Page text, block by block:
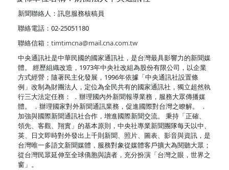
新聞聯絡人：訊息服務核稿員
聯絡電話：02-25051180
聯絡信箱： timtimcna@mail.cna.com.tw
中央通訊社是中華民國的國家通訊社，是台灣最具影響力的新聞媒
體。 經歷組織改造，1973年中央社改組為股份有限公司，以企業
方式經營；隨著民主化發展，1996年依據「中央通訊社設置條
例」改制為財團法人，定位為全民共有的國家通訊社，獨立超然執
行三大法定任務： ．辦理國內外新聞報導業務，服務大眾傳播媒
體。 ．辦理國家對外新聞通訊業務，促進國際對台灣之瞭解。 ．
加強與國際新聞通訊社合作，增進國際新聞交流。 秉持「正確、
領先、客觀、翔實」的基本原則，中央社專業新聞團隊每天以中、
英、日文即時對外發出上千則新聞、照片、圖表、影音與資訊，是
台灣唯一多語文新聞媒體，服務對象從媒體客戶擴大為閱聽大眾；
從台灣民眾延伸至全球僑胞與讀者，充分扮演「台灣之眼，世界之
窗」。